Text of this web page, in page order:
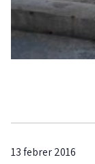
13 febrer 2016